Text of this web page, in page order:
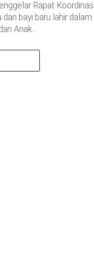
Rapat Koordinasi
bayi baru lahir dalam
Anak...